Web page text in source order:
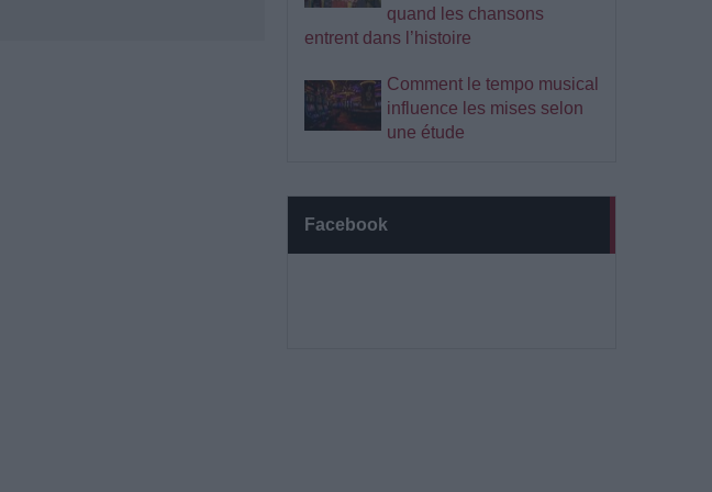
quand les chansons
entrent dans l’histoire
Comment le tempo musical
influence les mises selon
une étude
Facebook